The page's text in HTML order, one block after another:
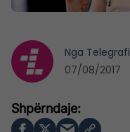
Nga Telegrafi
07/08/2017